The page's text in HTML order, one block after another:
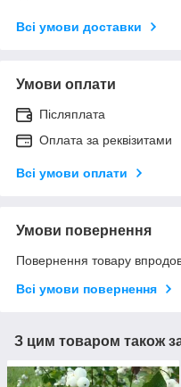
Всі умови доставки
Умови оплати
Післяплата
Оплата за реквізитами
Всі умови оплати
Умови повернення
Повернення товару
Всі умови повернення
З цим товаром також